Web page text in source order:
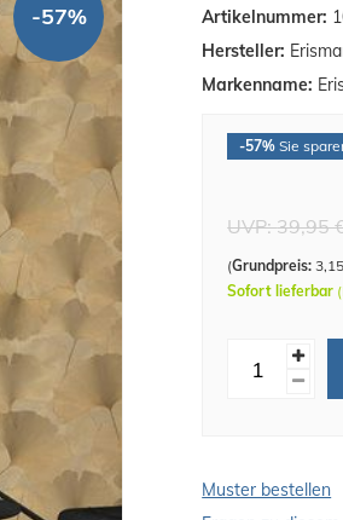
-57% Artikelnummer:
Hersteller:
Markenname:
-57% Sie
UVP:39,95
(Grundpreis:
Sofort lieferbar
Muster bestellen